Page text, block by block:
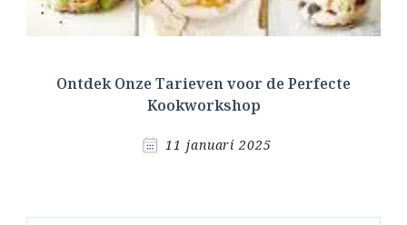
Ontdek Onze Tarieven voor de Perfecte
Kookworkshop
11 januari 2025